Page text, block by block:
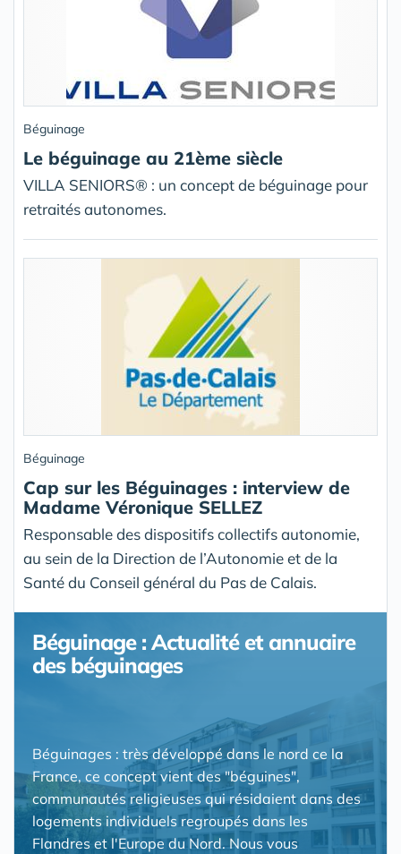
Béguinage
Le béguinage au 21ème siècle
VILLA SENIORS® : un concept de béguinage pour
retraités autonomes.
Béguinage
Cap sur les Béguinages : interview de
Madame Véronique SELLEZ
Responsable des dispositifs collectifs autonomie,
au sein de la Direction de l’Autonomie et de la
Santé du Conseil général du Pas de Calais.
Béguinage : Actualité et annuaire
des béguinages
Béguinages : très développé dans le nord ce la
France, ce concept vient des "béguines",
communautés religieuses qui résidaient dans des
logements individuels regroupés dans les
Flandres et l'Europe du Nord. Nous vous